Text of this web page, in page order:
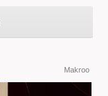
Makroo